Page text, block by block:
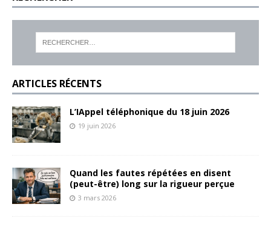
ARTICLES RÉCENTS
L’IAppel téléphonique du 18 juin 2026
19 juin 2026
Quand les fautes répétées en disent
(peut-être) long sur la rigueur perçue
3 mars 2026